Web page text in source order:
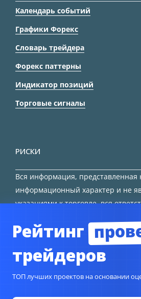
Календарь событий
Графики Форекс
Словарь трейдера
Форекс паттерны
Индикатор позиций
Торговые сигналы
РИСКИ
Вся информация, представленная
информационный характер и не
указаниями к торговле, вся
Рейтинг
трейдеров
ТОП лучших проектов на основании